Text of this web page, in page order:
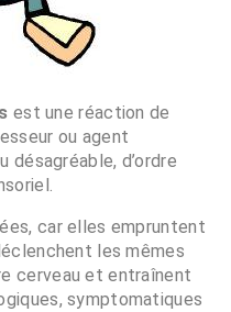
est une réaction de
ou agent
désagréable, d’ordre
car elles empruntent
les mêmes
cerveau et entraînent
symptomatiques